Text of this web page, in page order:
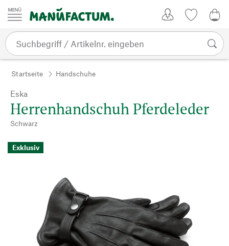
Zum Inhalt springen
Startseite Handschuhe
Eska
Herrenhandschuh Pferdeleder
Schwarz
Exklusiv